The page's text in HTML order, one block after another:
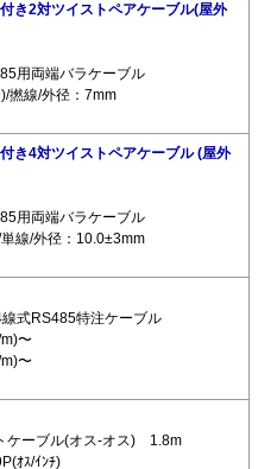
き2対ツイストペアケーブル(屋外
用両端バラケーブル
撚線/外径：7mm
き4対ツイストペアケーブル (屋外
用両端バラケーブル
線/外径：10.0±3mm
式RS485特注ケーブル
〜
〜
ケーブル(オス-オス) 1.8m
ｵｽ/ｲﾝﾁ)